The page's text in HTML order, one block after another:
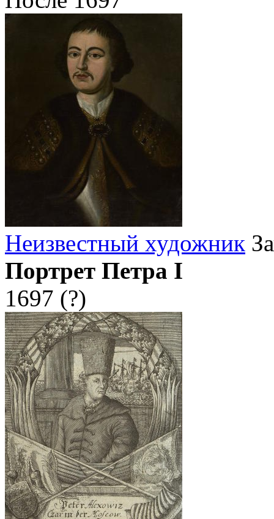
Неизвестный художник
Портрет Петра I
1697 (?)